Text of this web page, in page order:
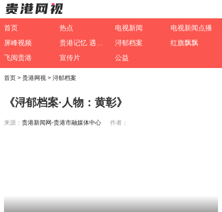
首页 热点 电视新闻
电视新闻点播
屏峰视频
浔郁档案
红旗飘飘
飞阅贵港
宣传片 公益
首页 > 贵港网视 > 浔郁档案
《浔郁档案·人物：黄彰》
来源： 贵港新闻网-贵港市融媒体中心 作者：